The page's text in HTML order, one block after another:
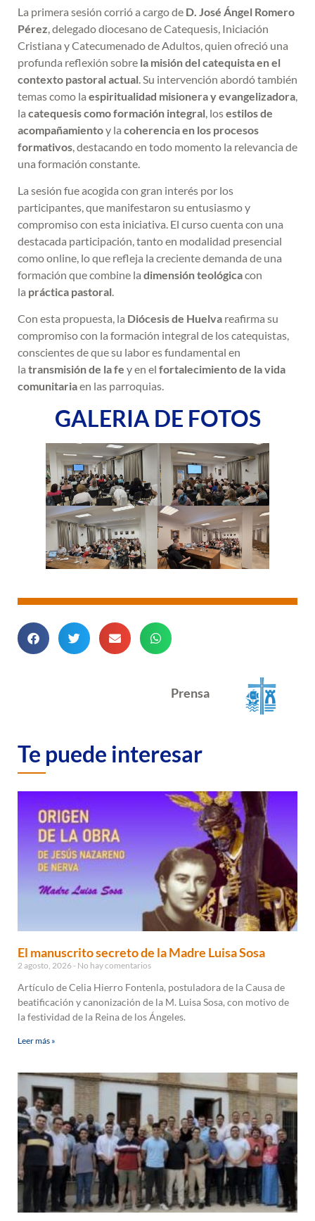
La primera sesión corrió a cargo de D. José Ángel Romero
Pérez , delegado diocesano de Catequesis, Iniciación
Cristiana y Catecumenado de Adultos, quien ofreció una
profunda reflexión sobre la misión del catequista en el
contexto pastoral actual . Su intervención abordó también
temas como la espiritualidad misionera y evangelizadora
la catequesis como formación integral , losestilos de
acompañamientoy la coherencia en los procesos
formativos , destacando en todo momento la relevancia de
una formación constante.
La sesión fue acogida con gran interés por los
participantes, que manifestaron su entusiasmo y
compromiso con esta iniciativa. El curso cuenta con una
destacada participación, tanto en modalidad presencial
como online, lo que refleja la creciente demanda de una
formación que combine la dimensión teológicacon
la práctica pastoral.
Con esta propuesta, la Diócesis de Huelva reafirma su
compromiso con la formación integral de los catequistas,
conscientes de que su labor es fundamental en
la transmisión de la fe y en el fortalecimiento de la vida
comunitariaen las parroquias.
GALERIA DE FOTOS
Prensa
Te puede interesar
El manuscrito secreto de la Madre Luisa Sosa
2 agosto, 2026 No hay comentarios
Artículo de Celia Hierro Fontenla, postuladora de la Causa de
beatificación y canonización de la M. Luisa Sosa, con motivo de
la festividad de la Reina de los Ángeles.
Leer más »